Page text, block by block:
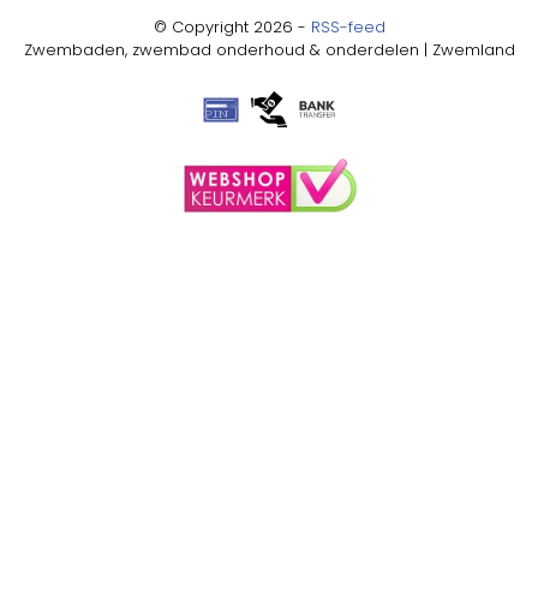
© Copyright 2026 - RSS-feed
Zwembaden, zwembad onderhoud & onderdelen | Zwemland